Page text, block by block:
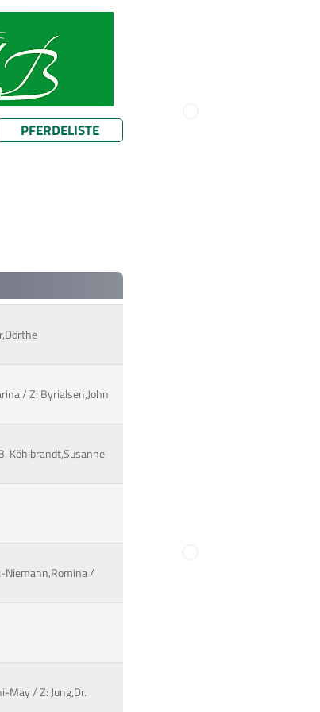
PFERDELISTE
/ Z: Byrialsen,John
Köhlbrandt,Susanne
Niemann,Romina /
May / Z: Jung,Dr.